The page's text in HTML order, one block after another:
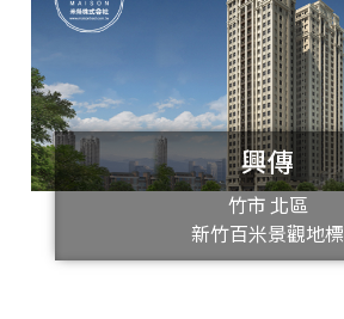
興傳
竹市 北區
新竹百米景觀地標